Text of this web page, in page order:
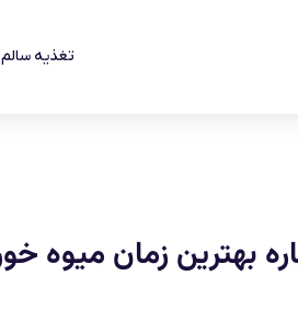
تغذیه سالم